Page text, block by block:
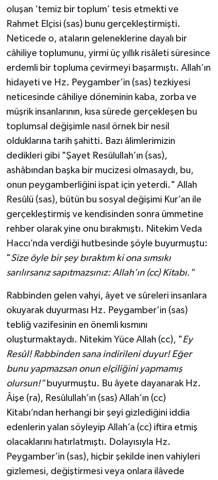
oluşan ‘temiz bir toplum’ tesis etmekti ve
Rahmet Elçisi (sas) bunu gerçekleştirmişti.
Neticede o, ataların geleneklerine dayalı bir
câhiliye toplumunu, yirmi üç yıllık risâleti süresince
erdemli bir topluma çevirmeyi başarmıştı. Allah’ın
hidayeti ve Hz. Peygamber’in (sas) tezkiyesi
neticesinde câhiliye döneminin kaba, zorba ve
müşrik insanlarının, kısa sürede gerçekleşen bu
toplumsal değişimle nasıl örnek bir nesil
olduklarına tarih şahitti. Bazı âlimlerimizin
dedikleri gibi "Şayet Resûlullah’ın (sas),
ashâbından başka bir mucizesi olmasaydı, bu,
onun peygamberliğini ispat için yeterdi." Allah
Resûlü (sas), bütün bu sosyal değişimi Kur’an ile
gerçekleştirmiş ve kendisinden sonra ümmetine
rehber olarak yine onu bırakmıştı. Nitekim Veda
Haccı’nda verdiği hutbesinde şöyle buyurmuştu:
"Size öyle bir şey bıraktım ki ona sımsıkı
sarılırsanız sapıtmazsınız: Allah’ın (cc) Kitabı."
Rabbinden gelen vahyi, âyet ve sûreleri insanlara
okuyarak duyurması Hz. Peygamber’in (sas)
tebliğ vazifesinin en önemli kısmını
oluşturmaktaydı. Nitekim Yüce Allah (cc), "Ey
Resûl! Rabbinden sana indirileni duyur! Eğer
bunu yapmazsan onun elçiliğini yapmamış
olursun!"buyurmuştu. Bu âyete dayanarak Hz.
Âişe (ra), Resûlullah’ın (sas) Allah’ın (cc)
Kitabı’ndan herhangi bir şeyi gizlediğini iddia
edenlerin yalan söyleyip Allah’a (cc) iftira etmiş
olacaklarını hatırlatmıştı. Dolayısıyla Hz.
Peygamber’in (sas), hiçbir şekilde inen vahiyleri
gizlemesi, değiştirmesi veya onlara ilâvede